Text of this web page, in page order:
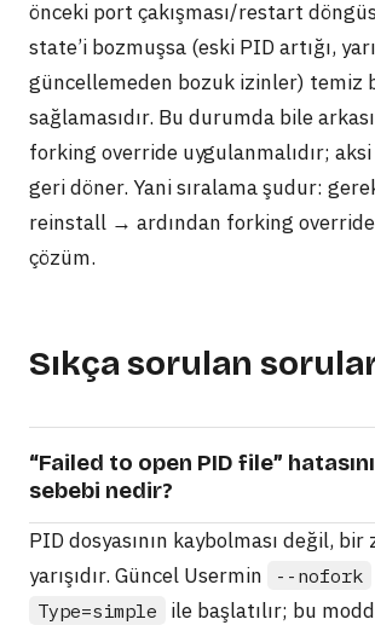
önceki port çakışması/restart
state’i bozmuşsa (eski PID artığı,
güncellemeden bozuk izinler) temiz
sağlamasıdır. Bu durumda bile
forking override uygulanmalıdır;
geri döner. Yani sıralama şudur:
reinstall → ardından forking override
çözüm.
Sıkça sorulan
“Failed to open PID file”
sebebi nedir?
PID dosyasının kaybolması değil,
yarışıdır. Güncel Usermin
--nofork
Type=simple
ile başlatılır; bu